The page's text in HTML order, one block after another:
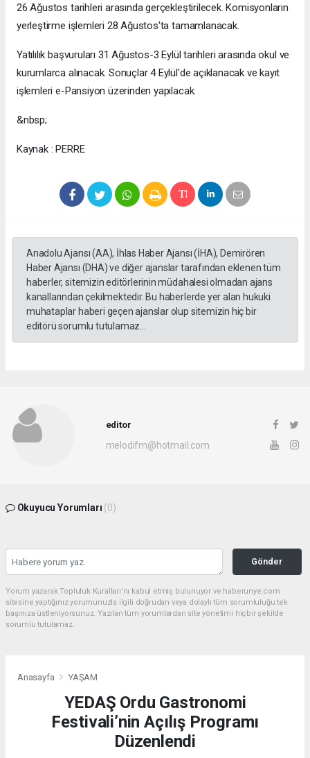
26 Ağustos tarihleri arasında gerçekleştirilecek. Komisyonların
yerleştirme işlemleri 28 Ağustos'ta tamamlanacak.
Yatılılık başvuruları 31 Ağustos-3 Eylül tarihleri arasında okul ve
kurumlarca alınacak. Sonuçlar 4 Eylül'de açıklanacak ve kayıt
işlemleri e-Pansiyon üzerinden yapılacak.
&nbsp;
Kaynak : PERRE
Anadolu Ajansı (AA), İhlas Haber Ajansı (İHA), Demirören
Haber Ajansı (DHA) ve diğer ajanslar tarafından eklenen tüm
haberler, sitemizin editörlerinin müdahalesi olmadan ajans
kanallarından çekilmektedir. Bu haberlerde yer alan hukuki
muhataplar haberi geçen ajanslar olup sitemizin hiç bir
editörü sorumlu tutulamaz...
editor
melodifm@hotmail.com
Okuyucu Yorumları (0)
Gönder
Yorum yazarak Topluluk Kuralları’nı kabul etmiş bulunuyor ve haberunye.com
sitesine yaptığınız yorumunuzla ilgili doğrudan veya dolaylı tüm sorumluluğu tek
başınıza üstleniyorsunuz. Yazılan tüm yorumlardan site yönetimi hiçbir şekilde
sorumlu tutulamaz.
Anasayfa YAŞAM
YEDAŞ Ordu Gastronomi
Festivali’nin Açılış Programı
Düzenlendi